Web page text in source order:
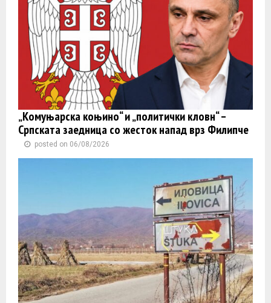
„Комуњарска коњино“ и „политички кловн“ –
Српската заедница со жесток напад врз Филипче
posted on 06/08/2026